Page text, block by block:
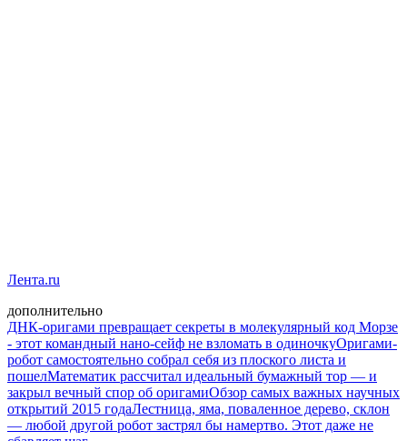
Лента.ru
дополнительно
ДНК-оригами превращает секреты в молекулярный код Морзе
- этот командный нано-сейф не взломать в одиночкуОригами-
робот самостоятельно собрал себя из плоского листа и
пошелМатематик рассчитал идеальный бумажный тор — и
закрыл вечный спор об оригамиОбзор самых важных научных
открытий 2015 годаЛестница, яма, поваленное дерево, склон
— любой другой робот застрял бы намертво. Этот даже не